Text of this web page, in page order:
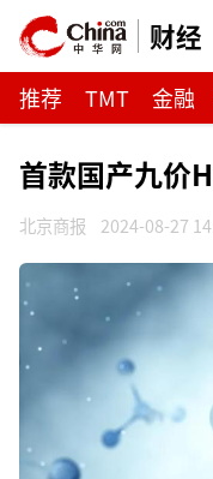
财经
推荐 TMT 金融
首款国产九价
北京商报 2024-08-27